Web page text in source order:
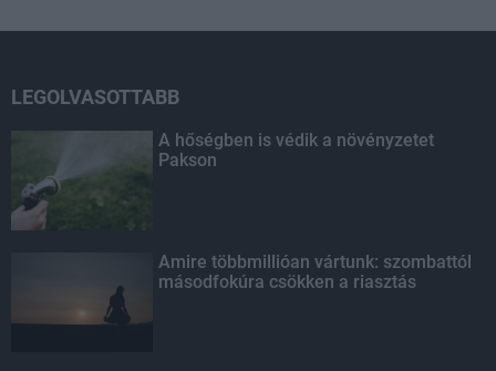
LEGOLVASOTTABB
A hőségben is védik a növényzetet
Pakson
Amire többmillióan vártunk: szombattól
másodfokúra csökken a riasztás